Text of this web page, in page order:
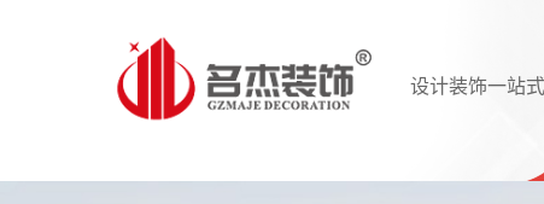
设计装饰一站